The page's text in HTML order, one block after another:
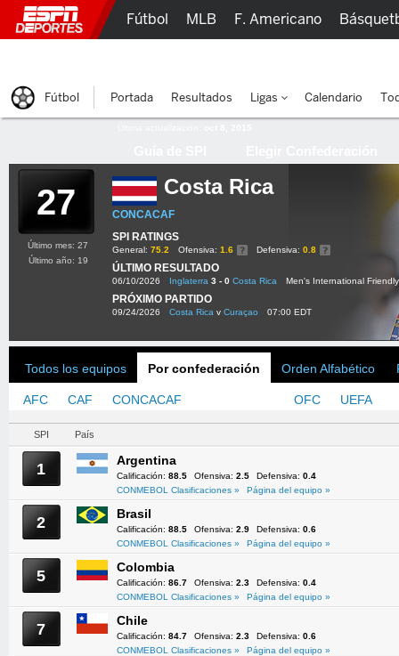
27 Costa Rica
CONCACAF
SPI RATINGS
General: 75.2 Ofensiva: 1.6 Defensiva: 0.8
ÚLTIMO RESULTADO
06/10/2026 Inglaterra 3 - 0 Costa Rica Men's International Friendly
PRÓXIMO PARTIDO
09/24/2026 Costa Rica v Curaçao 07:00 EDT
Último mes: 27
Último año: 19
Todos los equipos Por confederación Orden Alfabético
AFC CAF CONCACAF OFC UEFA
SPI País
1 Argentina
Calificación: 88.5 Ofensiva: 2.5 Defensiva: 0.4
CONMEBOL Clasificaciones »
Página del equipo »
2 Brasil
Calificación: 88.5 Ofensiva: 2.9 Defensiva: 0.6
CONMEBOL Clasificaciones »
Página del equipo »
5 Colombia
Calificación: 86.7 Ofensiva: 2.3 Defensiva: 0.4
CONMEBOL Clasificaciones »
Página del equipo »
7 Chile
Calificación: 84.7 Ofensiva: 2.3 Defensiva: 0.6
CONMEBOL Clasificaciones »
Página del equipo »
Fútbol MLB F. Americano
Fútbol Portada Resultados Ligas Calendario